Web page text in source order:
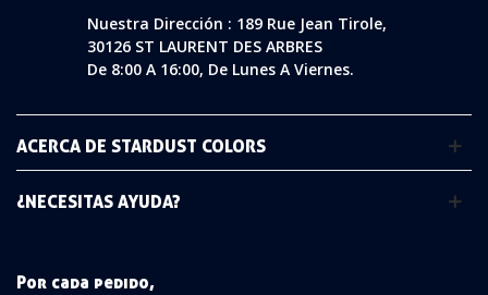
Nuestra Dirección : 189 Rue Jean Tirole,
30126 ST LAURENT DES ARBRES
De 8:00 A 16:00, De Lunes A Viernes.
ACERCA DE STARDUST COLORS
¿NECESITAS AYUDA?
Por cada pedido,